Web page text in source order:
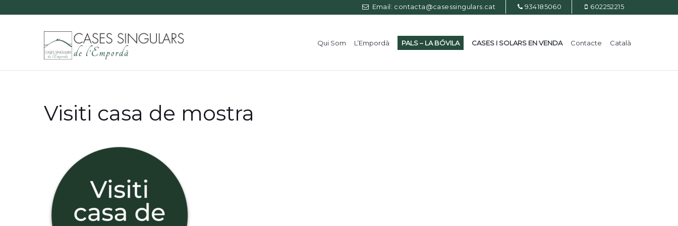
Email: contacta@casessingulars.cat 934185060 602252215
Qui Som L’Empordà PALS – LA BÓVILA CASES I SOLARS EN VENDA Contacte Català
Visiti casa de mostra